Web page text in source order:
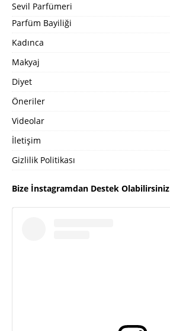
Sevil Parfümeri
Parfüm Bayiliği
Kadınca
Makyaj
Diyet
Öneriler
Videolar
İletişim
Gizlilik Politikası
Bize İnstagramdan Destek Olabilirsiniz